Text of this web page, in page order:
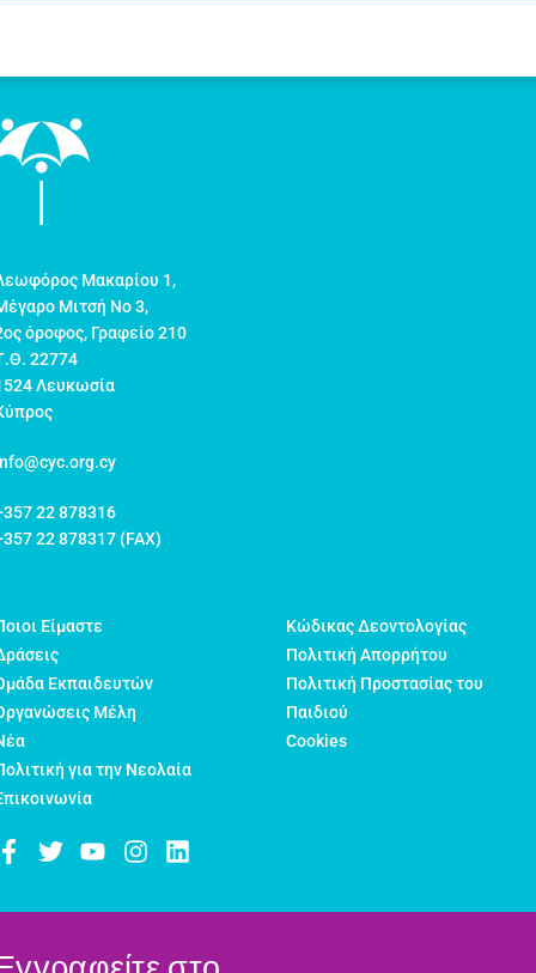
Μακαρίου 1,
Μιτσή Νο 3,
όροφος, Γραφείο 210
22774
Λευκωσία
22 878316
22 878317 (FAX)
Είμαστε
Εκπαιδευτών
Μέλη
για την Νεολαία
Κώδικας Δεοντολογίας
Πολιτική Απορρήτου
Πολιτική Προστασίας του
Παιδιού
Cookies